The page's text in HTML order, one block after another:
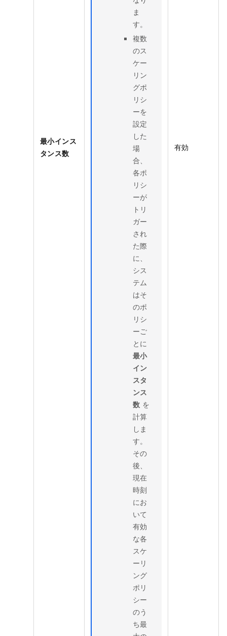
最小インス
タンス数
ま
す。
複数
のス
ケー
リン
グポ
リシ
ーを
設定
した
場
合、
各ポ
リシ
ーが
トリ
ガー
され
た際
に、
シス
テム
はそ
のポ
リシ
ーご
とに
最小
イン
スタ
ンス
数 を
計算
しま
す。
その
後、
現在
時刻
にお
いて
有効
な各
スケ
ーリ
ング
ポリ
シー
のう
ち最
有効